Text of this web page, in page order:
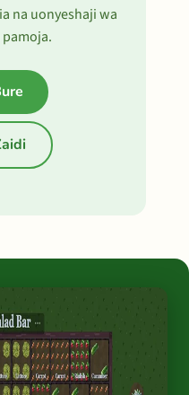
na uonyeshaji wa